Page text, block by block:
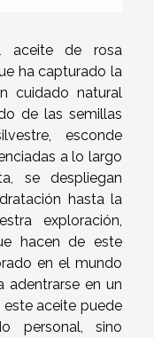
aceite de rosa
ha capturado la
cuidado natural
de las semillas
esconde
a lo largo
se despliegan
hasta la
exploración,
hacen de este
en el mundo
adentrarse en un
aceite puede
personal, sino